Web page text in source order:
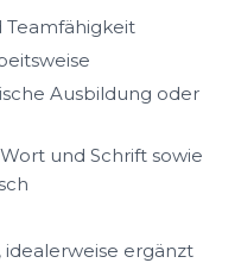
Teamfähigkeit
Ausbildung oder
und Schrift sowie
idealerweise ergänzt